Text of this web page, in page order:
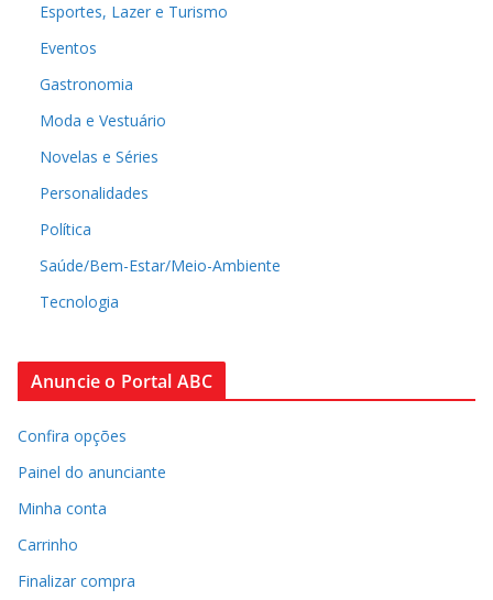
Esportes, Lazer e Turismo
Eventos
Gastronomia
Moda e Vestuário
Novelas e Séries
Personalidades
Política
Saúde/Bem-Estar/Meio-Ambiente
Tecnologia
Anuncie o Portal ABC
Confira opções
Painel do anunciante
Minha conta
Carrinho
Finalizar compra